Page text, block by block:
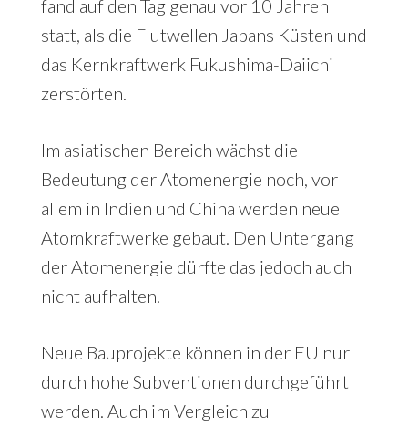
fand auf den Tag genau vor 10 Jahren
statt, als die Flutwellen Japans Küsten und
das Kernkraftwerk Fukushima-Daiichi
zerstörten.
Im asiatischen Bereich wächst die
Bedeutung der Atomenergie noch, vor
allem in Indien und China werden neue
Atomkraftwerke gebaut. Den Untergang
der Atomenergie dürfte das jedoch auch
nicht aufhalten.
Neue Bauprojekte können in der EU nur
durch hohe Subventionen durchgeführt
werden. Auch im Vergleich zu